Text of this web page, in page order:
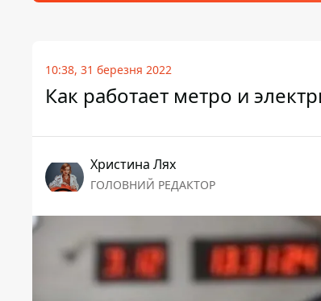
10:38, 31 березня 2022
Как работает метро и
Христина Лях
ГОЛОВНИЙ РЕДАКТОР